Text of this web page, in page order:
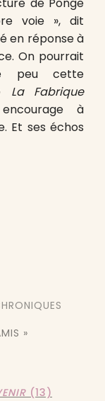
voie », dit
en réponse à
On pourrait
peu cette
La Fabrique
à
Et ses échos
»
(13)